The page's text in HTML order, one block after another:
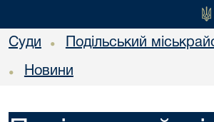
Суди • Подільський
• Новини